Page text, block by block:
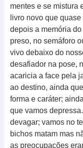
mentes e se mistura
livro novo que
depois a memória
preso, no semáforo
vivo debaixo do
desafiador na pose,
acaricia a face pela
ao destino, ainda
forma e caráter;
que vamos
devagar; vamos no
bichos matam mas
as preocupações